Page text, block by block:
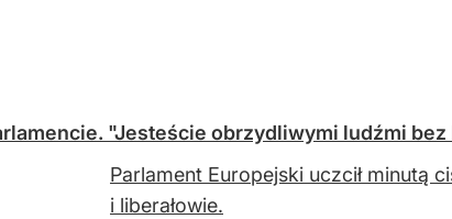
"Jesteście obrzydliwymi ludźmi
Parlament Europejski uczcił minutą
i liberałowie.